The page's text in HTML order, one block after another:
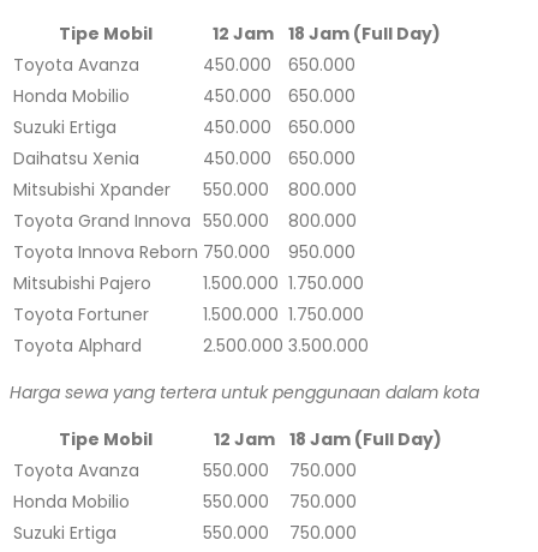
Tipe Mobil 12 Jam 18 Jam (Full Day)
Toyota Avanza
450.000
650.000
Honda Mobilio
450.000
650.000
Suzuki Ertiga
450.000
650.000
Daihatsu Xenia
450.000
650.000
Mitsubishi Xpander
550.000
800.000
Toyota Grand Innova 550.000
800.000
Toyota Innova Reborn 750.000
950.000
Mitsubishi Pajero
1.500.000 1.750.000
Toyota Fortuner
1.500.000 1.750.000
Toyota Alphard
2.500.000 3.500.000
Harga sewa yang tertera untuk penggunaan dalam kota
Tipe Mobil
12 Jam
18 Jam (Full Day)
Toyota Avanza
550.000
750.000
Honda Mobilio
550.000
750.000
Suzuki Ertiga
550.000
750.000